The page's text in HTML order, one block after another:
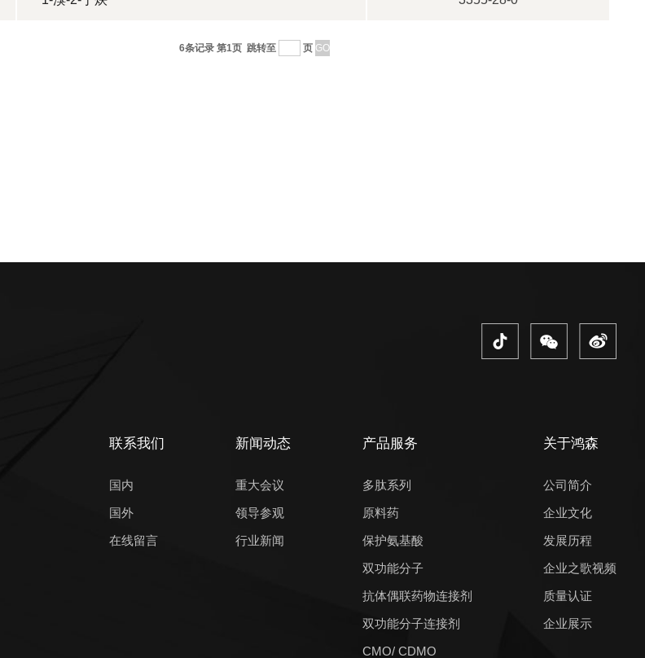
6条记录 第1页 跳转至 页
关于鸿森
公司简介
企业文化
发展历程
企业之歌视频
质量认证
企业展示
产品服务
多肽系列
原料药
保护氨基酸
双功能分子
抗体偶联药物连接剂
双功能分子连接剂
CMO/ CDMO
新闻动态
重大会议
领导参观
行业新闻
联系我们
国内
国外
在线留言